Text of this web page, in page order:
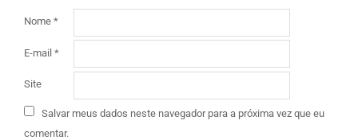
Nome *
E-mail *
Site
Salvar meus dados neste navegador para a próxima vez que eu
comentar.